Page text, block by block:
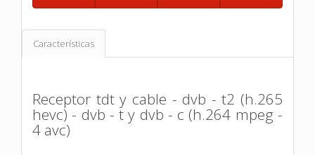
Características
Receptor tdt y cable - dvb - t2 (h.265
hevc) - dvb - t y dvb - c (h.264 mpeg -
4 avc)